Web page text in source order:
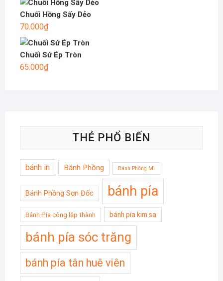
Chuối Hồng Sấy Dẻo
70.000₫
Chuối Sứ Ép Tròn
65.000₫
THẺ PHỔ BIẾN
bánh in Bánh Phồng Bánh Phồng Mì
Bánh Phồng Sơn Đốc bánh pía
Bánh Pía công lập thành bánh pía kim sa
bánh pía sóc trăng
bánh pía tân huê viên